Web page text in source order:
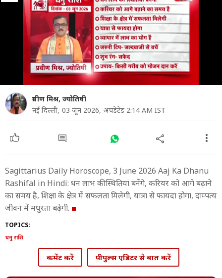
minute,
प्रवीण मिश्र, ज्योतिषी
नई दिल्ली, 03 जून 2026, अपडेटेड 2:14 AM IST
Sagittarius Daily Horoscope, 3 June 2026 Aaj Ka Dhanu
Rashifal in Hindi: धन लाभ की स्थितियां बनेंगे, करियर को आगे बढ़ाने
का समय है, शिक्षा के क्षेत्र में सफलता मिलेगी, यात्रा से फायदा होगा, दाम्पत्य
जीवन में मधुरता बढ़ेगी.
TOPICS:
धनु राशि
कमेंट करें पीपुल्स एडिटर से बात करें